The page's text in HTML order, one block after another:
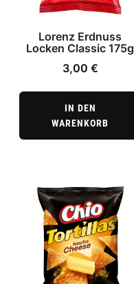
Lorenz Erdnuss
Locken Classic 175g
3,00 €
IN DEN
WARENKORB